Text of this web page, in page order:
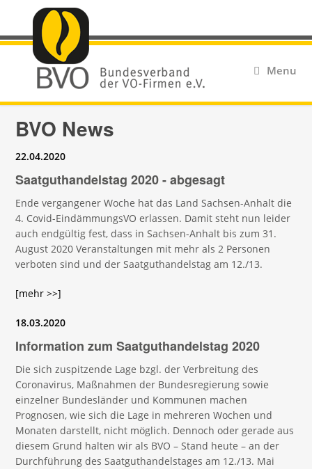
Menu
BVO News
22.04.2020
Saatguthandelstag 2020 - abgesagt
Ende vergangener Woche hat das Land Sachsen-Anhalt die
4. Covid-EindämmungsVO erlassen. Damit steht nun leider
auch endgültig fest, dass in Sachsen-Anhalt bis zum 31.
August 2020 Veranstaltungen mit mehr als 2 Personen
verboten sind und der Saatguthandelstag am 12./13.
[mehr >>]
18.03.2020
Information zum Saatguthandelstag 2020
Die sich zuspitzende Lage bzgl. der Verbreitung des
Coronavirus, Maßnahmen der Bundesregierung sowie
einzelner Bundesländer und Kommunen machen
Prognosen, wie sich die Lage in mehreren Wochen und
Monaten darstellt, nicht möglich. Dennoch oder gerade aus
diesem Grund halten wir als BVO – Stand heute – an der
Durchführung des Saatguthandelstages am 12./13. Mai